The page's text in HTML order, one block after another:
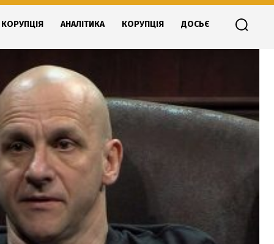
КОРУПЦІЯ АНАЛІТИКА КОРУПЦІЯ ДОСЬЄ